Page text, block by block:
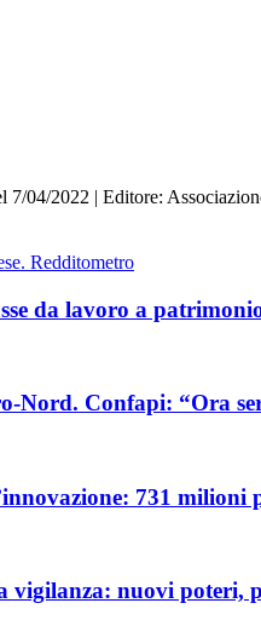
04/2022 | Editore:
da lavoro a
Confapi: “Ora
731 milioni
nuovi poteri,